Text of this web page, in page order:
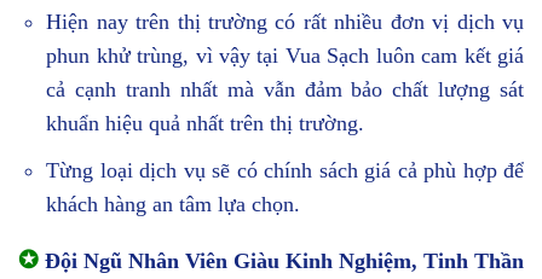
Hiện nay trên thị trường có rất nhiều đơn vị dịch vụ
phun khử trùng, vì vậy tại Vua Sạch luôn cam kết giá
cả cạnh tranh nhất mà vẫn đảm bảo chất lượng sát
khuẩn hiệu quả nhất trên thị trường.
Từng loại dịch vụ sẽ có chính sách giá cả phù hợp để
khách hàng an tâm lựa chọn.
✪ Đội Ngũ Nhân Viên Giàu Kinh Nghiệm, Tinh Thần